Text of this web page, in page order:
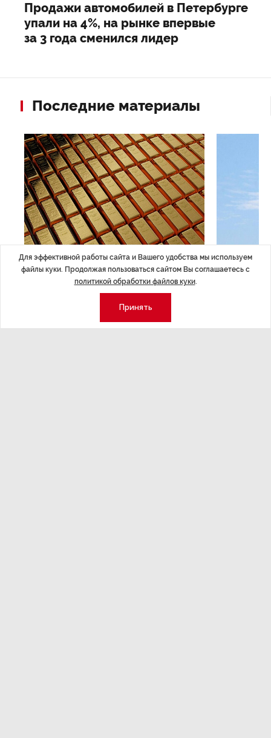
Продажи автомобилей в Петербурге
упали на 4%, на рынке впервые
за 3 года сменился лидер
Последние материалы
ЭКОНОМИКА ,Вчера 14:44
Курс на растущую
волатильность?
ОБЩЕСТВО
Для эффективной работы сайта и Вашего удобства мы используем
файлы куки. Продолжая пользоваться сайтом Вы соглашаетесь с
политикой обработки файлов куки.
Принять